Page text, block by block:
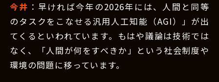
今井 ：早ければ今年の2026年には、人間と同等
のタスクをこなせる汎用人工知能（AGI）」が出
てくるといわれています。もはや議論は技術では
なく、「人間が何をすべきか」という社会制度や
環境の問題に移っています。